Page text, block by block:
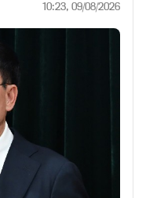
10:23, 09/08/2026